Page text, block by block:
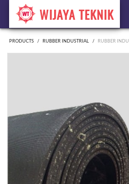
WIJAYA TEKNIK
PRODUCTS RUBBER INDUSTRIAL RUBBER